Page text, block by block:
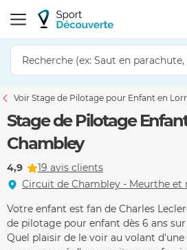
Voir Stage de Pilotage pour Enfant en
Stage de Pilotage
Chambley
4,9
19 avis clients
Circuit de Chambley - Meurthe et
Votre enfant est fan de Charles
de pilotage pour enfant dès 6 ans
Quel plaisir de le voir au volant